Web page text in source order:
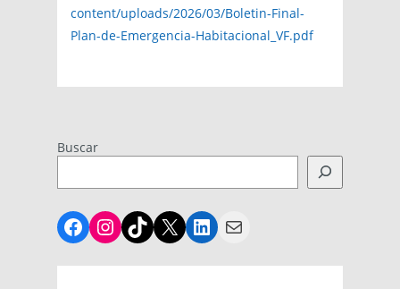
content/uploads/2026/03/Boletin-Final-
Plan-de-Emergencia-Habitacional_VF.pdf
Buscar
Facebook
Instagram
TikTok
X LinkedIn
Mail